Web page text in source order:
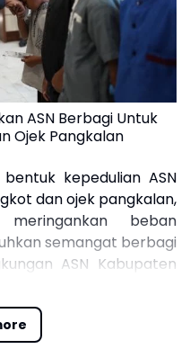
ASN Berbagi Untuk
Ojek Pangkalan
kepedulian ASN
dan ojek pangkalan,
beban
semangat berbagi
ASN Kabupaten
berupa uang tunai